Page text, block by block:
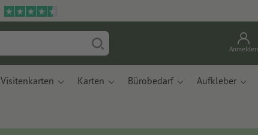
Anmelden
Visitenkarten Karten Bürobedarf Aufkleber